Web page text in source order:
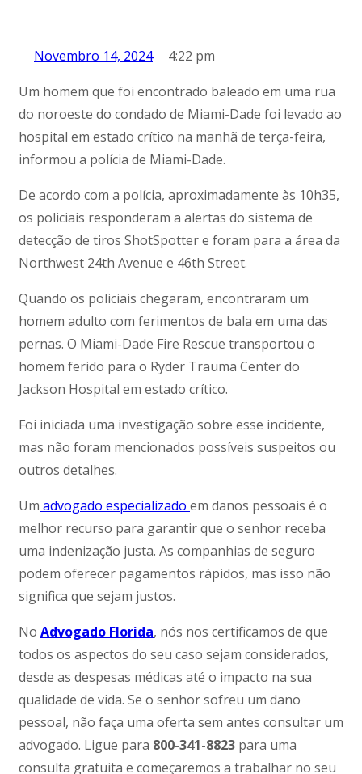
Novembro 14, 2024
4:22 pm
Um homem que foi encontrado baleado em uma rua
do noroeste do condado de Miami-Dade foi levado ao
hospital em estado crítico na manhã de terça-feira,
informou a polícia de Miami-Dade.
De acordo com a polícia, aproximadamente às 10h35,
os policiais responderam a alertas do sistema de
detecção de tiros ShotSpotter e foram para a área da
Northwest 24th Avenue e 46th Street.
Quando os policiais chegaram, encontraram um
homem adulto com ferimentos de bala em uma das
pernas. O Miami-Dade Fire Rescue transportou o
homem ferido para o Ryder Trauma Center do
Jackson Hospital em estado crítico.
Foi iniciada uma investigação sobre esse incidente,
mas não foram mencionados possíveis suspeitos ou
outros detalhes.
Um advogado especializado em danos pessoais é o
melhor recurso para garantir que o senhor receba
uma indenização justa. As companhias de seguro
podem oferecer pagamentos rápidos, mas isso não
significa que sejam justos.
No Advogado Florida, nós nos certificamos de que
todos os aspectos do seu caso sejam considerados,
desde as despesas médicas até o impacto na sua
qualidade de vida. Se o senhor sofreu um dano
pessoal, não faça uma oferta sem antes consultar um
advogado. Ligue para 800-341-8823 para uma
consulta gratuita e começaremos a trabalhar no seu